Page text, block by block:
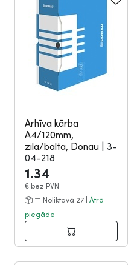
Arhīva kārba
A4/120mm,
zila/balta, Donau
3-
04-218
1.34
€ bez PVN
Noliktavā 27 | Ātrā
piegāde